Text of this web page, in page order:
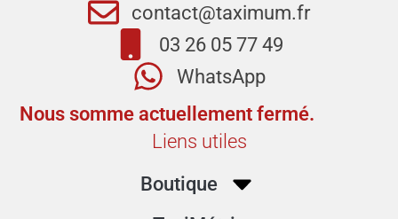
contact@taximum.fr
03 26 05 77 49
WhatsApp
Nous somme actuellement fermé.
Liens utiles
Boutique